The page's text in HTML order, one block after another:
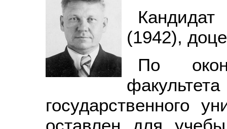
(1942),
По
государственного